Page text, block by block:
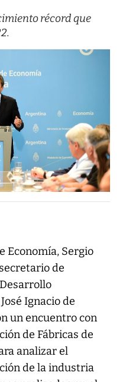
récord que
Economía, Sergio
de
Ignacio de
un encuentro con
de Fábricas de
analizar el
de la industria